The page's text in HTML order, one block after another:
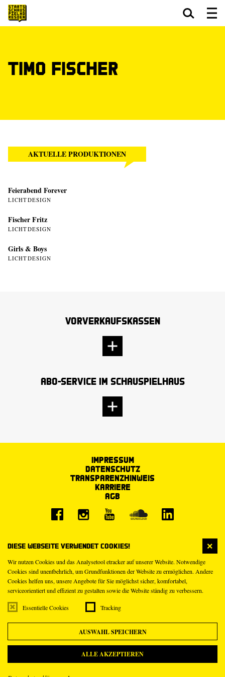
Diese Webseite verwendet Cookies!
Wir nutzen Cookies und das Analysetool etracker auf unserer Website. Notwendige
Cookies sind unentbehrlich, um Grundfunktionen der Website zu ermöglichen. Andere
Cookies helfen uns, unsere Angebote für Sie möglichst sicher, komfortabel,
serviceorientiert und effizient zu gestalten sowie die Website ständig zu verbessern.
Essentielle Cookies Tracking
AUSWAHL SPEICHERN
ALLE AKZEPTIEREN
Timo Fischer
AKTUELLE PRODUKTIONEN
Feierabend Forever
LICHTDESIGN
Fischer Fritz
LICHTDESIGN
Girls & Boys
LICHTDESIGN
Vorverkaufskassen
Abo-Service im Schauspielhaus
Impressum
Datenschutz
Transparenzhinweis
Karriere
AGB